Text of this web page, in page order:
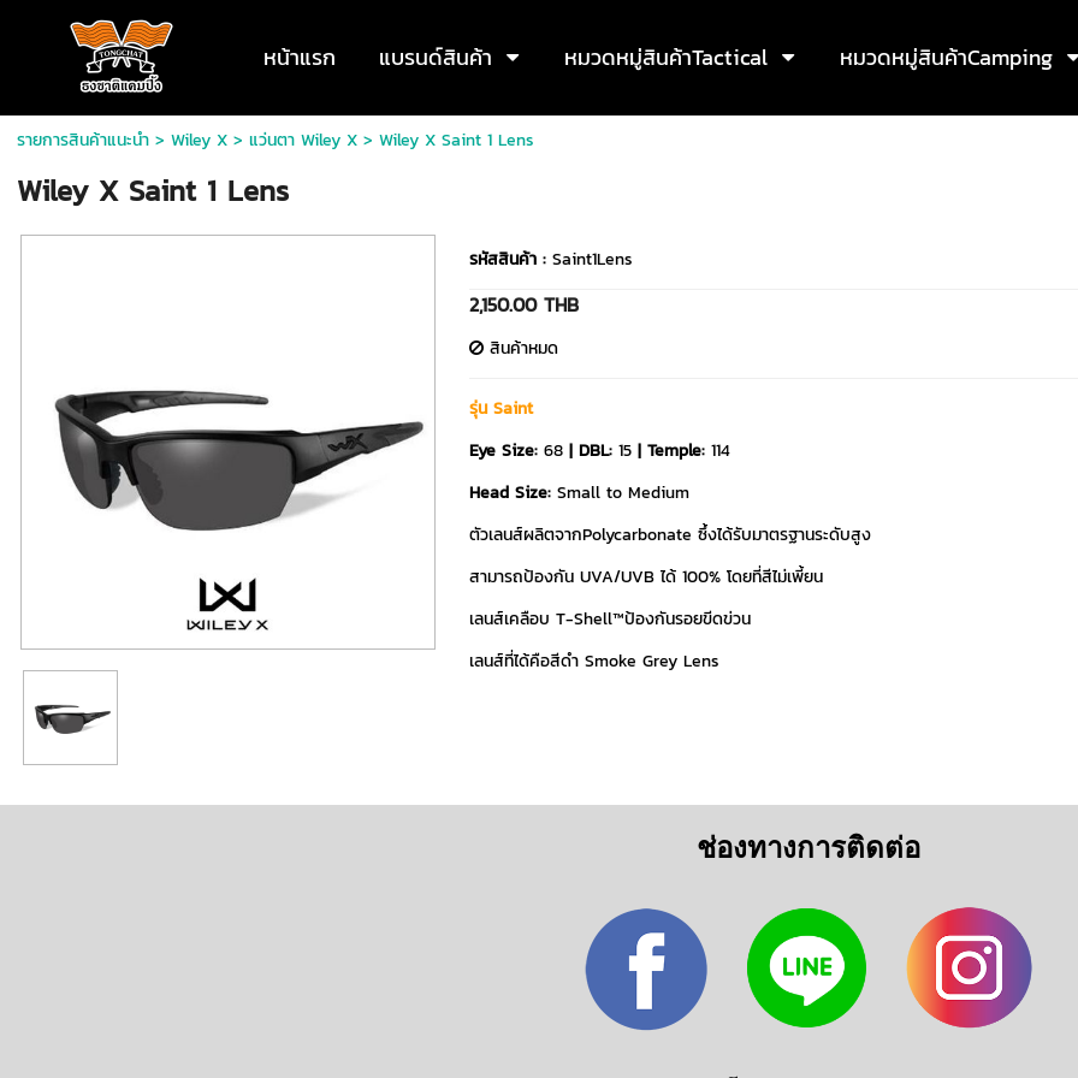
หน้าแรก แบรนด์สินค้า หมวดหมู่สินค้าTactical หมวดหมู่สินค้าCamping
รายการสินค้าแนะนำ> Wiley X> แว่นตา Wiley X> Wiley X Saint 1 Lens
Wiley X Saint 1 Lens
รหัสสินค้า : Saint1Lens
2,150.00 THB
สินค้าหมด
รุ่น Saint
Eye Size:68| DBL:15 | Temple:114
Head Size:Small to Medium
ตัวเลนส์ผลิตจากPolycarbonate ซึ้งได้รับมาตรฐานระดับสูง
สามารถป้องกัน UVA/UVB ได้ 100% โดยที่สีไม่เพี้ยน
เลนส์เคลือบ T-Shell™ป้องกันรอยขีดข่วน
เลนส์ที่ได้คือสีดำ Smoke Grey Lens
ช่องทางการติดต่อ